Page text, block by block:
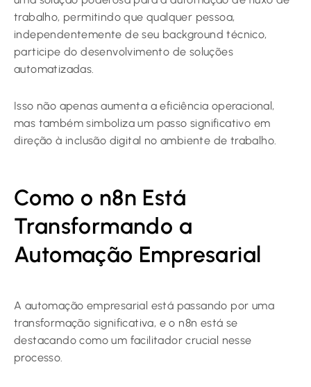
trabalho, permitindo que qualquer pessoa,
independentemente de seu background técnico,
participe do desenvolvimento de soluções
automatizadas.
Isso não apenas aumenta a eficiência operacional,
mas também simboliza um passo significativo em
direção à inclusão digital no ambiente de trabalho.
Como o n8n Está
Transformando a
Automação Empresarial
A automação empresarial está passando por uma
transformação significativa, e o n8n está se
destacando como um facilitador crucial nesse
processo.